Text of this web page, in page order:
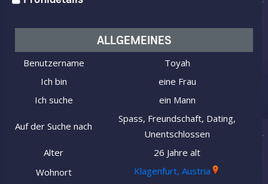
ALLGEMEINES
Benutzername
Toyah
Ich bin
eine Frau
Ich suche
ein Mann
Auf der Suche nach
Spass, Freundschaft, Dating,
Unentschlossen
Alter
26 Jahre alt
Wohnort
Klagenfurt, Austria